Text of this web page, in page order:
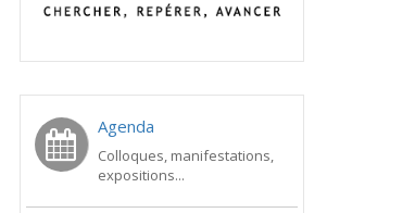
Agenda
Colloques, manifestations,
expositions...